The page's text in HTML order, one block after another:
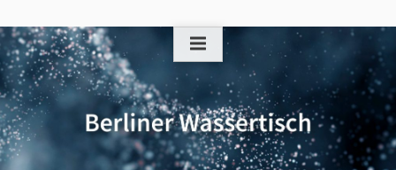
to
content